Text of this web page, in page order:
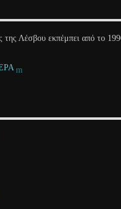
της Λέσβου εκπέμπει από το